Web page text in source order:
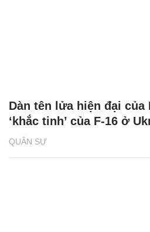
QUÂN SỰ
Dàn tên lửa hiện đại của
‘khắc tinh’ của F-16 ở